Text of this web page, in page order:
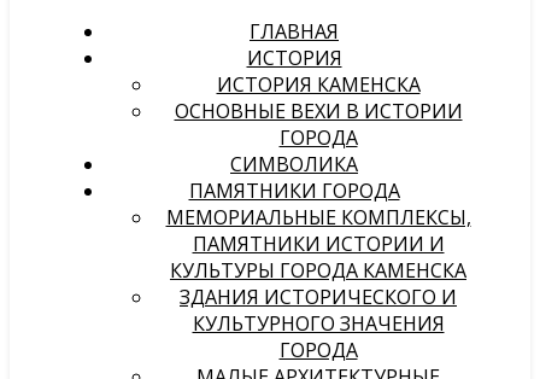
ГЛАВНАЯ
ИСТОРИЯ
ИСТОРИЯ КАМЕНСКА
ОСНОВНЫЕ ВЕХИ В ИСТОРИИ
ГОРОДА
СИМВОЛИКА
ПАМЯТНИКИ ГОРОДА
МЕМОРИАЛЬНЫЕ КОМПЛЕКСЫ,
ПАМЯТНИКИ ИСТОРИИ И
КУЛЬТУРЫ ГОРОДА КАМЕНСКА
ЗДАНИЯ ИСТОРИЧЕСКОГО И
КУЛЬТУРНОГО ЗНАЧЕНИЯ
ГОРОДА